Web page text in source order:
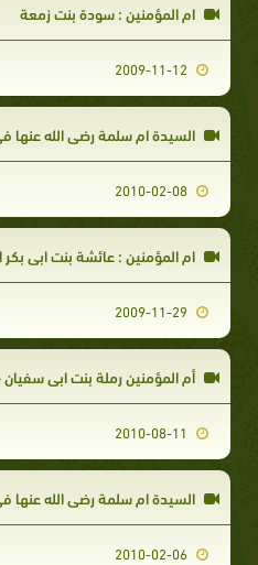
ام المؤمنين : سودة بنت زمعة
السيدة ام سلمة رضي الله عنها
ام المؤمنين : عائشة بنت ابي بكر الصديق
أم المؤمنين رملة بنت ابي سفيان -
السيدة ام سلمة رضي الله عنها